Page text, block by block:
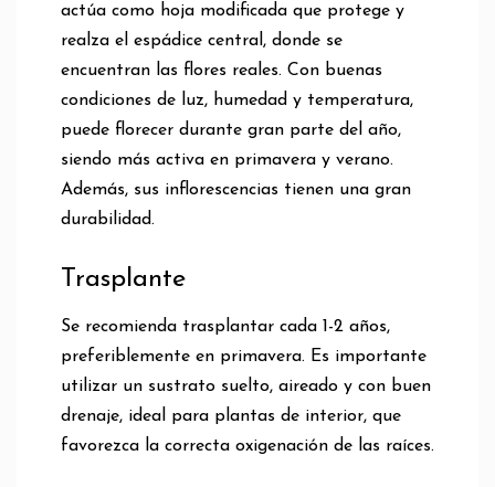
actúa como hoja modificada que protege y
realza el espádice central, donde se
encuentran las flores reales. Con buenas
condiciones de luz, humedad y temperatura,
puede florecer durante gran parte del año,
siendo más activa en primavera y verano.
Además, sus inflorescencias tienen una gran
durabilidad.
Trasplante
Se recomienda trasplantar cada 1-2 años,
preferiblemente en primavera. Es importante
utilizar un sustrato suelto, aireado y con buen
drenaje, ideal para plantas de interior, que
favorezca la correcta oxigenación de las raíces.